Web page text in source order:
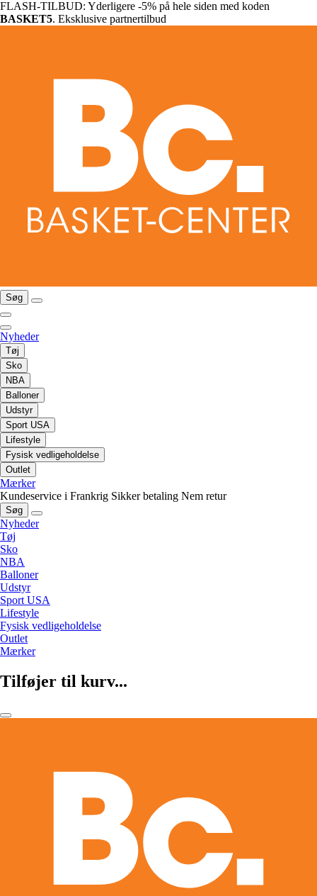
FLASH-TILBUD: Yderligere -5% på hele siden med koden
BASKET5. Eksklusive partnertilbud
Søg
Nyheder
Tøj
Sko
NBA
Balloner
Udstyr
Sport USA
Lifestyle
Fysisk vedligeholdelse
Outlet
Mærker
Kundeservice i Frankrig Sikker betaling Nem retur
Søg
Nyheder
Tøj
Sko
NBA
Balloner
Udstyr
Sport USA
Lifestyle
Fysisk vedligeholdelse
Outlet
Mærker
Tilføjer til kurv...